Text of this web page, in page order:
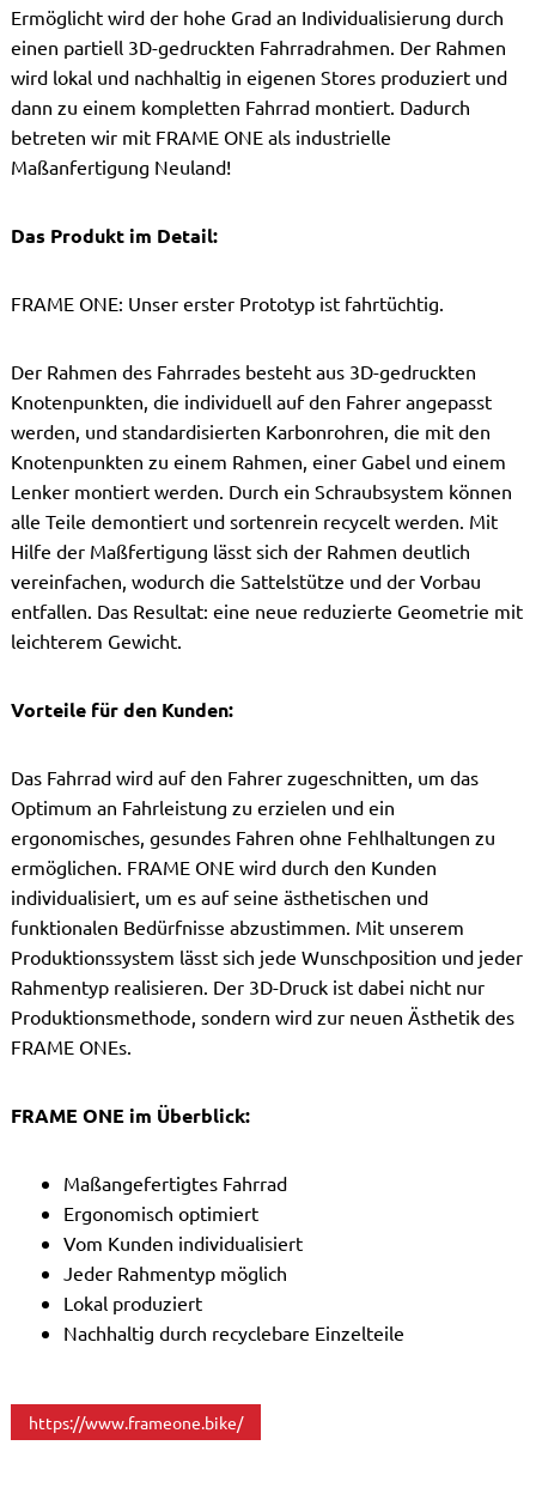
Ermöglicht wird der hohe Grad an Individualisierung durch
einen partiell 3D-gedruckten Fahrradrahmen. Der Rahmen
wird lokal und nachhaltig in eigenen Stores produziert und
dann zu einem kompletten Fahrrad montiert. Dadurch
betreten wir mit FRAME ONE als industrielle
Maßanfertigung Neuland!
Das Produkt im Detail:
FRAME ONE: Unser erster Prototyp ist fahrtüchtig.
Der Rahmen des Fahrrades besteht aus 3D-gedruckten
Knotenpunkten, die individuell auf den Fahrer angepasst
werden, und standardisierten Karbonrohren, die mit den
Knotenpunkten zu einem Rahmen, einer Gabel und einem
Lenker montiert werden. Durch ein Schraubsystem können
alle Teile demontiert und sortenrein recycelt werden. Mit
Hilfe der Maßfertigung lässt sich der Rahmen deutlich
vereinfachen, wodurch die Sattelstütze und der Vorbau
entfallen. Das Resultat: eine neue reduzierte Geometrie mit
leichterem Gewicht.
Vorteile für den Kunden:
Das Fahrrad wird auf den Fahrer zugeschnitten, um das
Optimum an Fahrleistung zu erzielen und ein
ergonomisches, gesundes Fahren ohne Fehlhaltungen zu
ermöglichen. FRAME ONE wird durch den Kunden
individualisiert, um es auf seine ästhetischen und
funktionalen Bedürfnisse abzustimmen. Mit unserem
Produktionssystem lässt sich jede Wunschposition und jeder
Rahmentyp realisieren. Der 3D-Druck ist dabei nicht nur
Produktionsmethode, sondern wird zur neuen Ästhetik des
FRAME ONEs.
FRAME ONE im Überblick:
Maßangefertigtes Fahrrad
Ergonomisch optimiert
Vom Kunden individualisiert
Jeder Rahmentyp möglich
Lokal produziert
Nachhaltig durch recyclebare Einzelteile
https://www.frameone.bike/